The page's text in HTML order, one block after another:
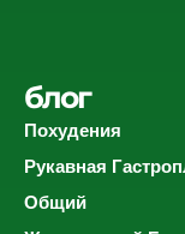
блог
Похудения
Рукавная
Общий